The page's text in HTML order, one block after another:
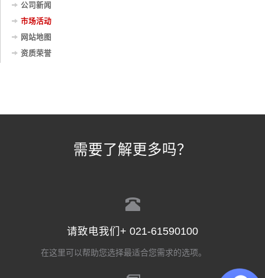
公司新闻
市场活动
网站地图
资质荣誉
需要了解更多吗？
请致电我们+ 021-61590100
在这里可以帮助您选择最适合您需求的选项。